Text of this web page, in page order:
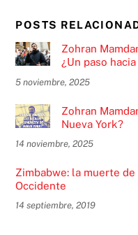
POSTS
Zohran
¿Un paso
5 noviembre, 2025
Zohran
Nueva York?
14 noviembre, 2025
Zimbabwe: la muerte
Occidente
14 septiembre, 2019